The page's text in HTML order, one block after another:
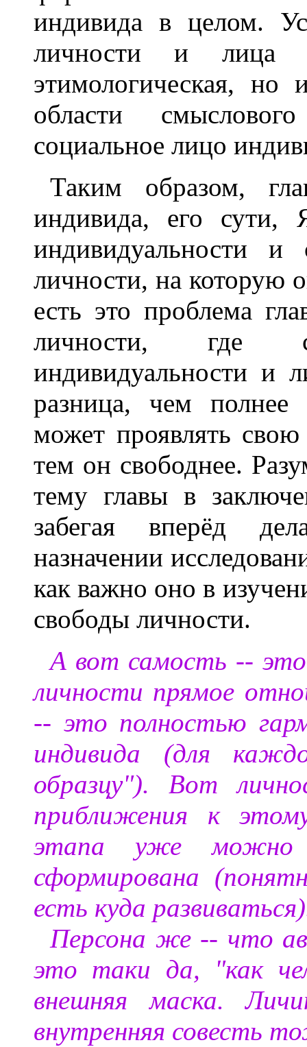
индивида в целом.
личности и лица
этимологическая,
области
социальное лицо
Таким образом,
индивида, его сути,
индивидуальности и
личности, на которую
есть это проблема
личности, где
индивидуальности и
разница, чем полнее
может проявлять
тем он свободнее.
тему главы в
забегая вперёд
назначении
как важно оно в
свободы личности.
А вот самость --
личности прямое
-- это полностью
индивида (для
образцу"). Вот
приближения к
этапа уже можно
сформирована
есть куда
Персона же -- что
это таки да, "как
внешняя маска.
внутренняя совесть